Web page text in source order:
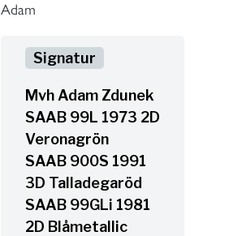
Adam
Mvh Adam Zdunek
SAAB 99L 1973 2D
Veronagrön
SAAB 900S 1991
3D Talladegaröd
SAAB 99GLi 1981
2D Blåmetallic